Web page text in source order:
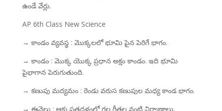
ఉండే వేర్లు.
AP 6th Class New Science
→ కాండం వ్యవస్థ : మొక్కలలో భూమి పైన పెరిగే భాగం.
→ కాండం : మొక్క యొక్క ప్రధాన అక్షం కాండం. ఇది భూమి
పైభాగాన పెరుగుతుంది.
→ కణుపు మద్యమం : రెండు వరుస కణుపుల మధ్య కాండ భాగం.
→ ఈనెలు : ఆకు పత్రదళంలో గల గీతల వంటి నిర్మాణాలు.